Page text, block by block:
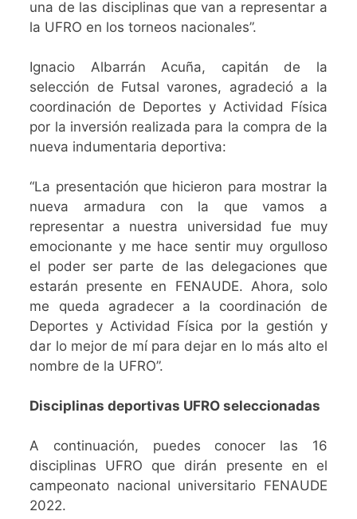
una de las disciplinas que van a representar a
la UFRO en los torneos nacionales”.
Ignacio Albarrán Acuña, capitán de la
selección de Futsal varones, agradeció a la
coordinación de Deportes y Actividad Física
por la inversión realizada para la compra de la
nueva indumentaria deportiva:
“La presentación que hicieron para mostrar la
nueva armadura con la que vamos a
representar a nuestra universidad fue muy
emocionante y me hace sentir muy orgulloso
el poder ser parte de las delegaciones que
estarán presente en FENAUDE. Ahora, solo
me queda agradecer a la coordinación de
Deportes y Actividad Física por la gestión y
dar lo mejor de mí para dejar en lo más alto el
nombre de la UFRO”.
Disciplinas deportivas UFRO seleccionadas
A continuación, puedes conocer las 16
disciplinas UFRO que dirán presente en el
campeonato nacional universitario FENAUDE
2022.